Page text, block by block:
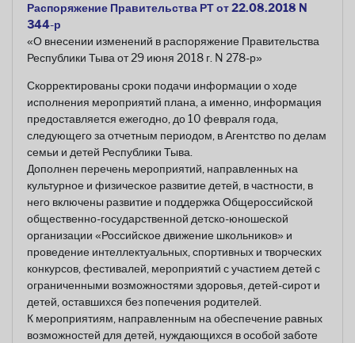
Распоряжение Правительства РТ от 22.08.2018 N
344-р
«О внесении изменений в распоряжение Правительства
Республики Тыва от 29 июня 2018 г. N 278-р»
Скорректированы сроки подачи информации о ходе
исполнения мероприятий плана, а именно, информация
предоставляется ежегодно, до 10 февраля года,
следующего за отчетным периодом, в Агентство по делам
семьи и детей Республики Тыва.
Дополнен перечень мероприятий, направленных на
культурное и физическое развитие детей, в частности, в
него включены развитие и поддержка Общероссийской
общественно-государственной детско-юношеской
организации «Российское движение школьников» и
проведение интеллектуальных, спортивных и творческих
конкурсов, фестивалей, мероприятий с участием детей с
ограниченными возможностями здоровья, детей-сирот и
детей, оставшихся без попечения родителей.
К мероприятиям, направленным на обеспечение равных
возможностей для детей, нуждающихся в особой заботе